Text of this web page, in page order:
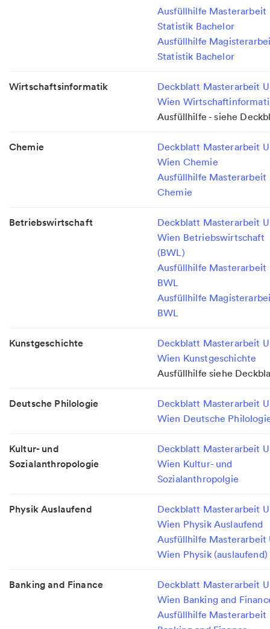
Ausfüllhilfe Masterarbeit
Statistik Bachelor
Ausfüllhilfe
Statistik Bachelor
Wirtschaftsinformatik
Deckblatt Masterarbeit
Wien
Ausfüllhilfe - siehe
Chemie
Deckblatt Masterarbeit
Wien Chemie
Ausfüllhilfe Masterarbeit
Chemie
Betriebswirtschaft
Deckblatt Masterarbeit
Wien Betriebswirtschaft
(BWL)
Ausfüllhilfe Masterarbeit
BWL
Ausfüllhilfe
BWL
Kunstgeschichte
Deckblatt Masterarbeit
Wien Kunstgeschichte
Ausfüllhilfe siehe
Deutsche Philologie
Deckblatt Masterarbeit
Wien Deutsche
Kultur- und
Sozialanthropologie
Deckblatt Masterarbeit
Wien Kultur- und
Sozialanthropolgie
Physik Auslaufend
Deckblatt Masterarbeit
Wien Physik Auslaufend
Ausfüllhilfe Masterarbeit
Wien Physik (auslaufend)
Banking and Finance
Deckblatt Masterarbeit
Wien Banking and
Ausfüllhilfe Masterarbeit